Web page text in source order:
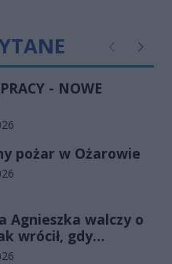
Poprzednie
- NOWE
artykułu:
pożar w Ożarowie
artykułu:
Agnieszka walczy o
wrócił, gdy
się, że najgorsze
artykułu: